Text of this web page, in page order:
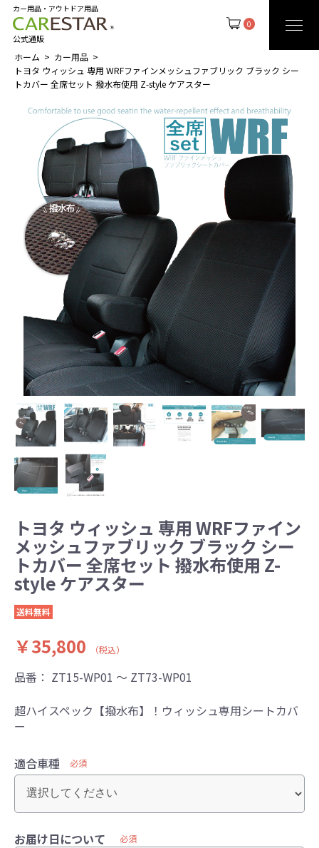
0
カー用品・アウトドア用品
公式通販
ホーム
カー用品
トヨタ ウィッシュ 専用 WRFファインメッシュファブリック ブラック シー
トカバー 全席セット 撥水布使用 Z-style ケアスター
トヨタ ウィッシュ 専用 WRFファイン
メッシュファブリック ブラック シー
トカバー 全席セット 撥水布使用 Z-
style ケアスター
送料無料
￥35,800 （税込）
品番： ZT15-WP01 ～ ZT73-WP01
超ハイスペック【撥水布】！ウィッシュ専用シートカバ
ー
適合車種 必須
お届け日について 必須